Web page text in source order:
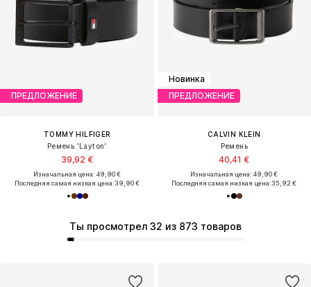
ПРЕДЛОЖЕНИЕ
TOMMY HILFIGER
Ремень 'Layton'
39,92 €
Изначальная цена: 49,90 €
Последняя самая низкая цена:39,90 €
Новинка
ПРЕДЛОЖЕНИЕ
CALVIN KLEIN
Ремень
40,41 €
Изначальная цена: 49,90 €
Последняя самая низкая цена:35,92 €
Ты просмотрел 32 из 873 товаров